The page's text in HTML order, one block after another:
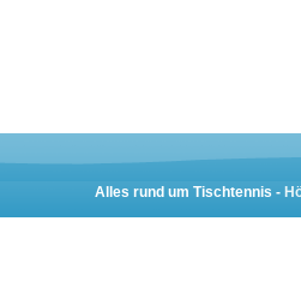
Alles rund um Tischtennis -